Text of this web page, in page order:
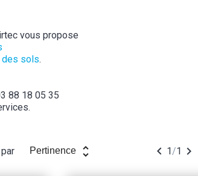
vous propose
des sols.
88 18 05 35
Pertinence unfold_more  1/1 